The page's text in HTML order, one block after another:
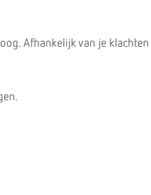
Afhankelijk van je